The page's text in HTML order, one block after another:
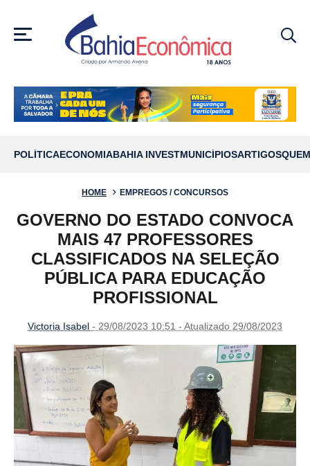
MENU
POLÍTICAECONOMIABAHIA INVESTMUNICÍPIOSARTIGOS
HOME EMPREGOS / CONCURSOS
GOVERNO DO ESTADO CONVOCA
MAIS 47 PROFESSORES
CLASSIFICADOS NA SELEÇÃO
PÚBLICA PARA EDUCAÇÃO
PROFISSIONAL
Victoria Isabel - 29/08/2023 10:51 - Atualizado 29/08/2023